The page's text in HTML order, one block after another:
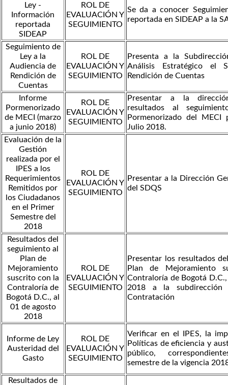
Ley -
Información
reportada
SIDEAP
ROL DE
EVALUACIÓN Y
SEGUIMIENTO
Se da a conocer
reportada en SIDEAP a la
Seguimiento de
Ley a la
Audiencia de
Rendición de
Cuentas
ROL DE
EVALUACIÓN Y
SEGUIMIENTO
Presenta a la
Análisis Estratégico el
Rendición de Cuentas
Informe
Pormenorizado
de MECI (marzo
a junio 2018)
ROL DE
EVALUACIÓN Y
SEGUIMIENTO
Presentar a la
resultados al
Pormenorizado del MECI
Julio 2018.
Evaluación de la
Gestión
realizada por el
IPES a los
Requerimientos
Remitidos por
los Ciudadanos
en el Primer
Semestre del
2018
ROL DE
EVALUACIÓN Y
SEGUIMIENTO
Presentar a la Dirección
del SDQS
Resultados del
seguimiento al
Plan de
Mejoramiento
suscrito con la
Contraloría de
Bogotá D.C., al
01 de agosto
2018
ROL DE
EVALUACIÓN Y
SEGUIMIENTO
Presentar los resultados
Plan de Mejoramiento
Contraloría de Bogotá
2018 a la
Contratación
Informe de Ley
Austeridad del
Gasto
ROL DE
EVALUACIÓN Y
SEGUIMIENTO
Verificar en el IPES, la
Políticas de eficiencia y
público,
semestre de la vigencia
Resultados de